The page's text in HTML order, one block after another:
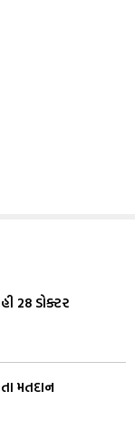
28 ડોક્ટર
મતદાન